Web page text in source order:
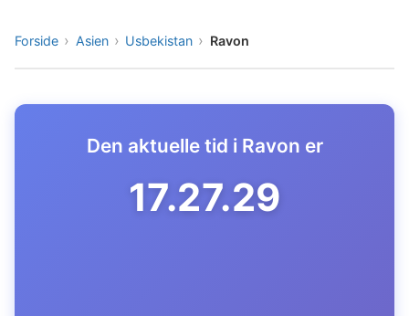
Forside Asien Usbekistan Ravon
Den aktuelle tid i Ravon er
17.27.30